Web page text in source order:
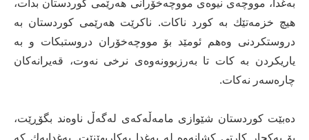
به‌غدا، مووچه‌ی نیوه‌ی مووچه‌خۆرانی هه‌رێمی کوردستان بدات،
هیچ خزمه‌تێك به‌ كورد ناكات. ناكرێت هه‌رێمی کوردستان به‌
دروستكردنی وه‌هم ئومێد بۆ مووچه‌خۆران دروستبكات و به‌
یاریكردن به‌ كات تا به‌رزبوونه‌وه‌ی نرخی نه‌وت، قه‌یرانه‌كان
چاره‌سه‌ر نەكات.
ده‌بێت كوردستان شێوازی مامه‌ڵه‌كه‌ی له‌گه‌ڵ ناوه‌ند بگۆڕێت،